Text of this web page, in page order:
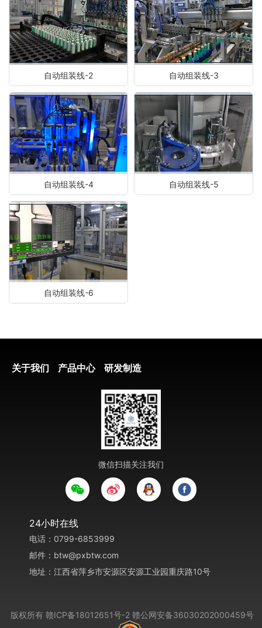
自动组装线-2 自动组装线-3
自动组装线-4 自动组装线-5
自动组装线-6
关于我们 产品中心 研发制造
微信扫描关注我们
24小时在线
电话：0799-6853999
邮件：btw@pxbtw.com
地址：江西省萍乡市安源区安源工业园重庆路10号
版权所有 赣ICP备18012651号-2 赣公网安备36030202000459号